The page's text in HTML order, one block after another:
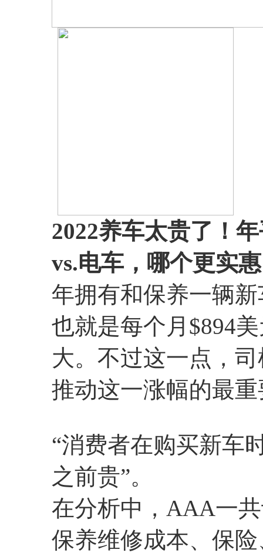
2022养车太贵了！
vs.电车，哪个更实
年拥有和保养一辆
也就是每个月$894
大。不过这一点，
推动这一涨幅的最
“消费者在购买新车
之前贵”。
在分析中，AAA一
保养维修成本、保